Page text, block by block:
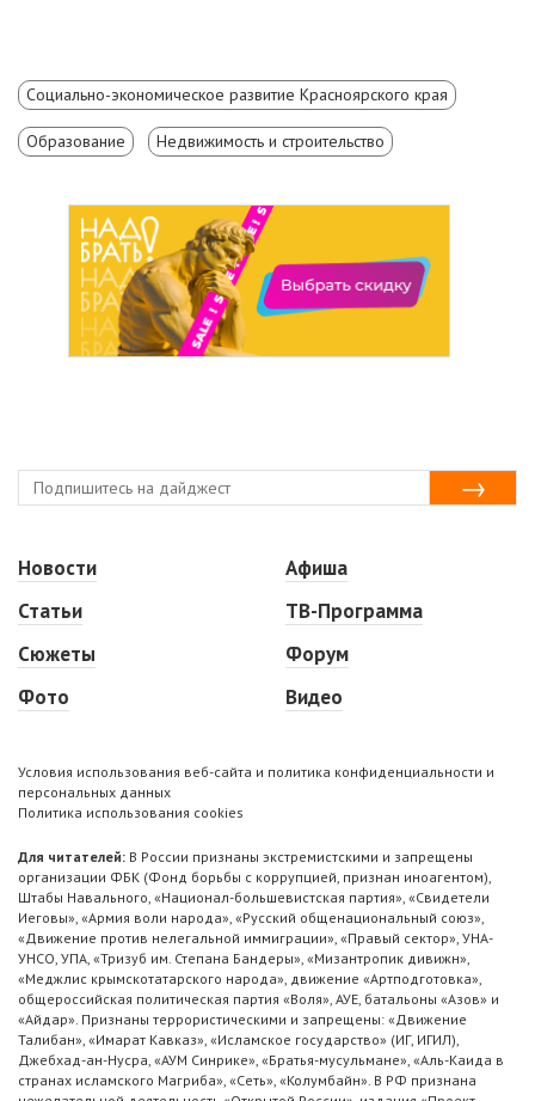
Социально-экономическое развитие Красноярского края
Образование Недвижимость и строительство
Новости
Статьи
Сюжеты
Фото
Афиша
ТВ-Программа
Форум
Видео
Условия использования веб-сайта и политика конфиденциальности и
персональных данных
Политика использования cookies
Для читателей: В России признаны экстремистскими и запрещены
организации ФБК (Фонд борьбы с коррупцией, признан иноагентом),
Штабы Навального, «Национал-большевистская партия», «Свидетели
Иеговы», «Армия воли народа», «Русский общенациональный союз»,
«Движение против нелегальной иммиграции», «Правый сектор», УНА-
УНСО, УПА, «Тризуб им. Степана Бандеры», «Мизантропик дивижн»,
«Меджлис крымскотатарского народа», движение «Артподготовка»,
общероссийская политическая партия «Воля», АУЕ, батальоны «Азов» и
«Айдар». Признаны террористическими и запрещены: «Движение
Талибан», «Имарат Кавказ», «Исламское государство» (ИГ, ИГИЛ),
Джебхад-ан-Нусра, «АУМ Синрике», «Братья-мусульмане», «Аль-Каида в
странах исламского Магриба», «Сеть», «Колумбайн». В РФ признана